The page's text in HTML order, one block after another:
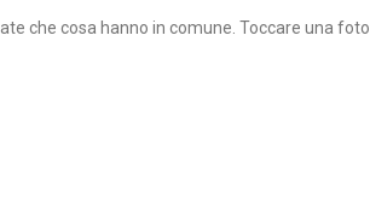
che cosa hanno in comune. Toccare una foto